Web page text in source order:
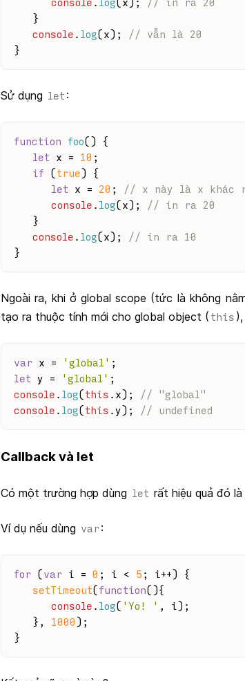
   }
console . log(x);
// vẫn là 20
}
Sử dụng let :
function foo() {
let x = 10 ;
if (true) {
let x = 20 ;
// x này là x khác
console . log(x);
// in ra 20
   }
console . log(x);
// in ra 10
}
Ngoài ra, khi ở global scope (tức là không
tạo ra thuộc tính mới cho global object ( this
var x = 'global' ;
let y = 'global' ;
console . log(this . x);
// "global"
console . log(this .y); // undefined
Callback và let
Có một trường hợp dùng let rất hiệu quả đó
Ví dụ nếu dùng var:
for (var i = 0 ; i < 5 ; i++) {
setTimeout(function( ){
console . log( 'Yo! ' , i);
   },
1000 );
}